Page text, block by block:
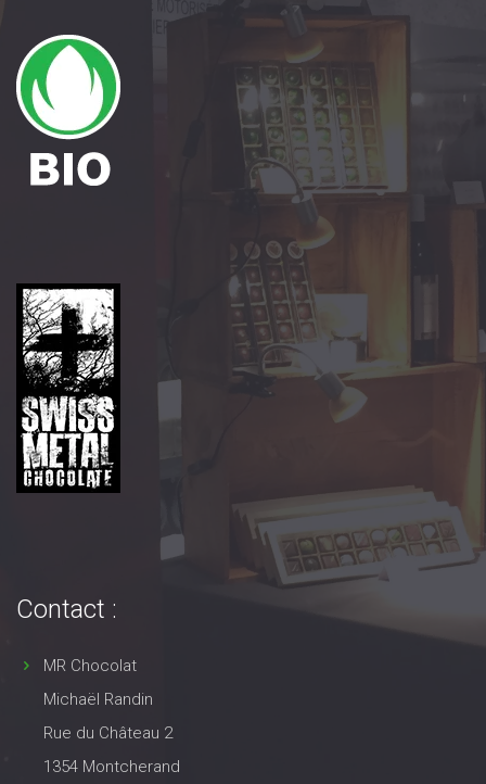
Contact :
MR Chocolat
Michaël Randin
Rue du Château 2
1354 Montcherand